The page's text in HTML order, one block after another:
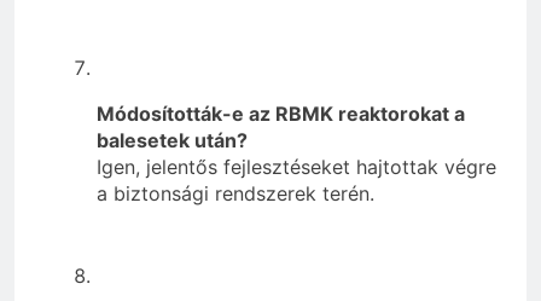
Módosították-e az RBMK reaktorokat a
balesetek után?
Igen, jelentős fejlesztéseket hajtottak végre
a biztonsági rendszerek terén.